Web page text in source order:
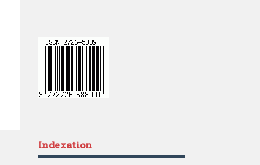
Indexation